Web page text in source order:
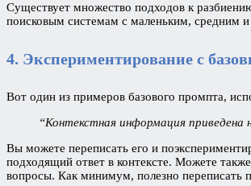
Существует множество подходов к
поисковым системам с маленьким, средним
4. Экспериментирование с
Вот один из примеров базового промпта,
“Контекстная информация
Вы можете переписать его и
подходящий ответ в контексте. Можете
вопросы. Как минимум, полезно переписать